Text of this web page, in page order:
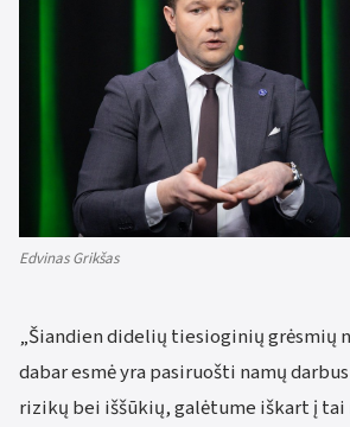
Edvinas Grikšas
„Šiandien didelių tiesioginių grėsmių
dabar esmė yra pasiruošti namų
rizikų bei iššūkių, galėtume iškart į